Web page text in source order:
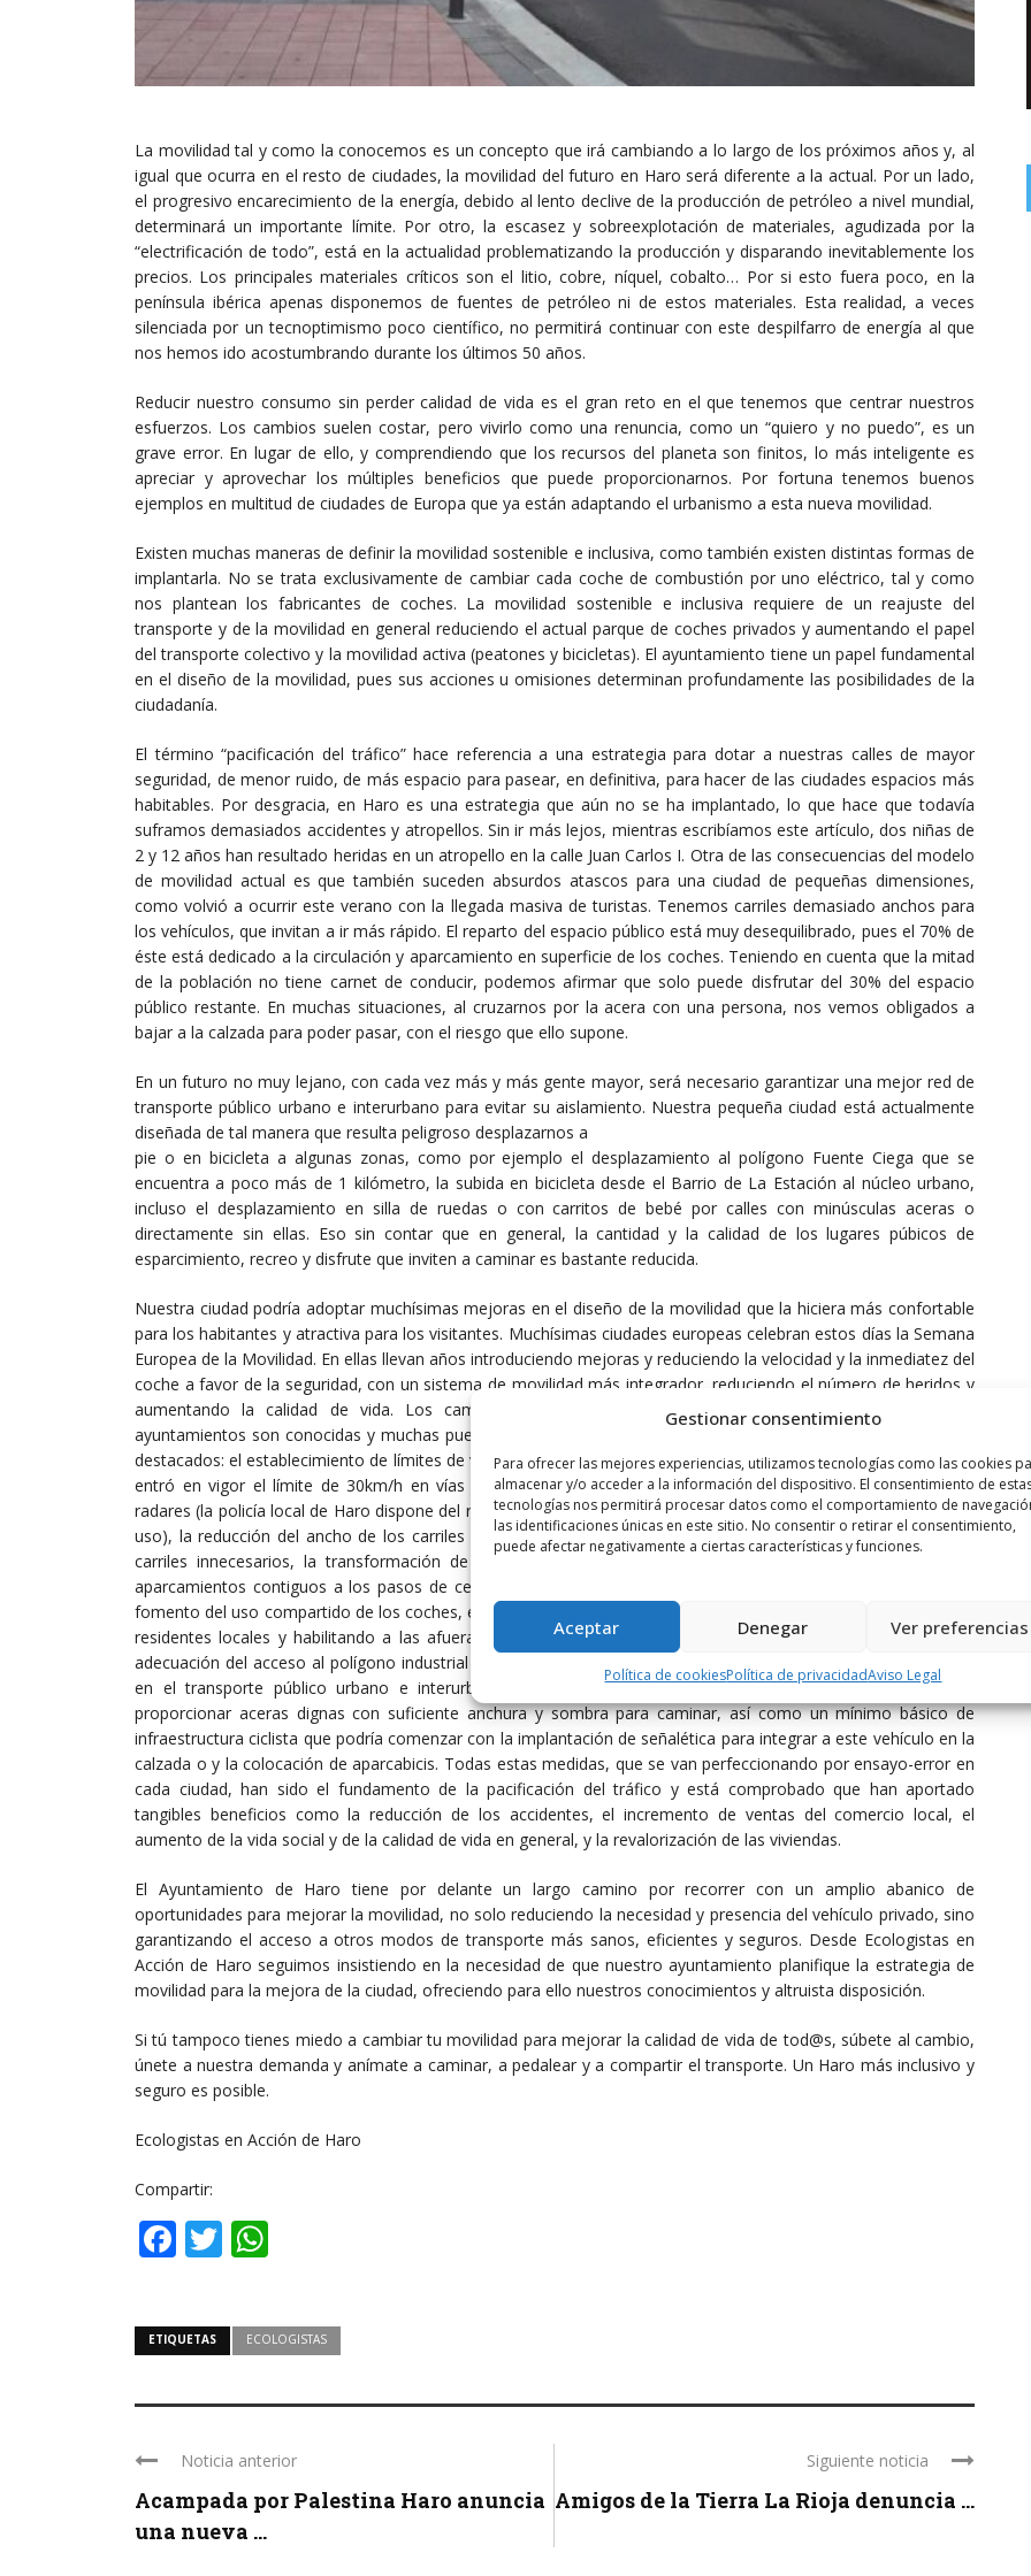
Gestionar consentimiento
Para ofrecer las mejores experiencias, utilizamos tecnologías como las cookies
almacenar y/o acceder a la información del dispositivo. El consentimiento de
tecnologías nos permitirá procesar datos como el comportamiento de
las identificaciones únicas en este sitio. No consentir o retirar el consentimiento,
puede afectar negativamente a ciertas características y funciones.
Aceptar Denegar Ver preferencias
Política de cookiesPolítica de privacidadAviso Legal
La movilidad tal y como la conocemos es un concepto que irá cambiando a lo largo de los próximos años y, al
igual que ocurra en el resto de ciudades, la movilidad del futuro en Haro será diferente a la actual. Por un lado,
el progresivo encarecimiento de la energía, debido al lento declive de la producción de petróleo a nivel mundial,
determinará un importante límite. Por otro, la escasez y sobreexplotación de materiales, agudizada por la
“electrificación de todo”, está en la actualidad problematizando la producción y disparando inevitablemente los
precios. Los principales materiales críticos son el litio, cobre, níquel, cobalto… Por si esto fuera poco, en la
península ibérica apenas disponemos de fuentes de petróleo ni de estos materiales. Esta realidad, a veces
silenciada por un tecnoptimismo poco científico, no permitirá continuar con este despilfarro de energía al que
nos hemos ido acostumbrando durante los últimos 50 años.
Reducir nuestro consumo sin perder calidad de vida es el gran reto en el que tenemos que centrar nuestros
esfuerzos. Los cambios suelen costar, pero vivirlo como una renuncia, como un “quiero y no puedo”, es un
grave error. En lugar de ello, y comprendiendo que los recursos del planeta son finitos, lo más inteligente es
apreciar y aprovechar los múltiples beneficios que puede proporcionarnos. Por fortuna tenemos buenos
ejemplos en multitud de ciudades de Europa que ya están adaptando el urbanismo a esta nueva movilidad.
Existen muchas maneras de definir la movilidad sostenible e inclusiva, como también existen distintas formas de
implantarla. No se trata exclusivamente de cambiar cada coche de combustión por uno eléctrico, tal y como
nos plantean los fabricantes de coches. La movilidad sostenible e inclusiva requiere de un reajuste del
transporte y de la movilidad en general reduciendo el actual parque de coches privados y aumentando el papel
del transporte colectivo y la movilidad activa (peatones y bicicletas). El ayuntamiento tiene un papel fundamental
en el diseño de la movilidad, pues sus acciones u omisiones determinan profundamente las posibilidades de la
ciudadanía.
El término “pacificación del tráfico” hace referencia a una estrategia para dotar a nuestras calles de mayor
seguridad, de menor ruido, de más espacio para pasear, en definitiva, para hacer de las ciudades espacios más
habitables. Por desgracia, en Haro es una estrategia que aún no se ha implantado, lo que hace que todavía
suframos demasiados accidentes y atropellos. Sin ir más lejos, mientras escribíamos este artículo, dos niñas de
2 y 12 años han resultado heridas en un atropello en la calle Juan Carlos I. Otra de las consecuencias del modelo
de movilidad actual es que también suceden absurdos atascos para una ciudad de pequeñas dimensiones,
como volvió a ocurrir este verano con la llegada masiva de turistas. Tenemos carriles demasiado anchos para
los vehículos, que invitan a ir más rápido. El reparto del espacio público está muy desequilibrado, pues el 70% de
éste está dedicado a la circulación y aparcamiento en superficie de los coches. Teniendo en cuenta que la mitad
de la población no tiene carnet de conducir, podemos afirmar que solo puede disfrutar del 30% del espacio
público restante. En muchas situaciones, al cruzarnos por la acera con una persona, nos vemos obligados a
bajar a la calzada para poder pasar, con el riesgo que ello supone.
En un futuro no muy lejano, con cada vez más y más gente mayor, será necesario garantizar una mejor red de
transporte público urbano e interurbano para evitar su aislamiento. Nuestra pequeña ciudad está actualmente
diseñada de tal manera que resulta peligroso desplazarnos a
pie o en bicicleta a algunas zonas, como por ejemplo el desplazamiento al polígono Fuente Ciega que se
encuentra a poco más de 1 kilómetro, la subida en bicicleta desde el Barrio de La Estación al núcleo urbano,
incluso el desplazamiento en silla de ruedas o con carritos de bebé por calles con minúsculas aceras o
directamente sin ellas. Eso sin contar que en general, la cantidad y la calidad de los lugares púbicos de
esparcimiento, recreo y disfrute que inviten a caminar es bastante reducida.
Nuestra ciudad podría adoptar muchísimas mejoras en el diseño de la movilidad que la hiciera más confortable
para los habitantes y atractiva para los visitantes. Muchísimas ciudades europeas celebran estos días la Semana
Europea de la Movilidad. En ellas llevan años introduciendo mejoras y reduciendo la velocidad y la inmediatez del
coche a favor de la seguridad, con un sistema de movilidad más integrador, reduciendo el número de heridos y
aumentando la calidad de vida. Los cambios en el diseño urbano adoptados para tal fin por otros
ayuntamientos son conocidas y muchas pueden ser aplicadas en Haro. A continuación, mencionamos los más
destacados: el establecimiento de límites de velocidad acordes al Reglamento de Circulación de la DGT (en 2021
entró en vigor el límite de 30km/h en vías urbanas de un único carril por sentido de circulación), el uso de
radares (la policía local de Haro dispone del radar de última generación Trucam II desde hace 2 años sin apenas
uso), la reducción del ancho de los carriles para limitar la velocidad excesiva de los coches, la eliminación de
carriles innecesarios, la transformación de las calles bidireccionales en unidireccionales, la retirada de los
aparcamientos contiguos a los pasos de cebra y la mejora de su iluminación para proporcionar visibilidad, el
fomento del uso compartido de los coches, el replanteamiento de los tipos de aparcamiento favoreciendo a los
residentes locales y habilitando a las afueras aparcamientos disuasorios que eviten el trafico innecesario, la
adecuación del acceso al polígono industrial Fuente Ciega para peatones y ciclistas, el aumento de inversiones
en el transporte público urbano e interurbano, y el reordenamiento planificado del espacio público para
proporcionar aceras dignas con suficiente anchura y sombra para caminar, así como un mínimo básico de
infraestructura ciclista que podría comenzar con la implantación de señalética para integrar a este vehículo en la
calzada o y la colocación de aparcabicis. Todas estas medidas, que se van perfeccionando por ensayo-error en
cada ciudad, han sido el fundamento de la pacificación del tráfico y está comprobado que han aportado
tangibles beneficios como la reducción de los accidentes, el incremento de ventas del comercio local, el
aumento de la vida social y de la calidad de vida en general, y la revalorización de las viviendas.
El Ayuntamiento de Haro tiene por delante un largo camino por recorrer con un amplio abanico de
oportunidades para mejorar la movilidad, no solo reduciendo la necesidad y presencia del vehículo privado, sino
garantizando el acceso a otros modos de transporte más sanos, eficientes y seguros. Desde Ecologistas en
Acción de Haro seguimos insistiendo en la necesidad de que nuestro ayuntamiento planifique la estrategia de
movilidad para la mejora de la ciudad, ofreciendo para ello nuestros conocimientos y altruista disposición.
Si tú tampoco tienes miedo a cambiar tu movilidad para mejorar la calidad de vida de tod@s, súbete al cambio,
únete a nuestra demanda y anímate a caminar, a pedalear y a compartir el transporte. Un Haro más inclusivo y
seguro es posible.
Ecologistas en Acción de Haro
Compartir:
Facebook
Twitter
ETIQUETAS ECOLOGISTAS
Noticia anterior
Acampada por Palestina Haro anuncia
una nueva ...
Siguiente noticia
Amigos de la Tierra La Rioja denuncia ...